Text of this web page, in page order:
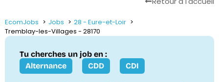
EcomJobs Jobs
28 - Eure-et-Loir
Tremblay-les-Villages - 28170
Tu cherches un job en :
Alternance
CDD CDI